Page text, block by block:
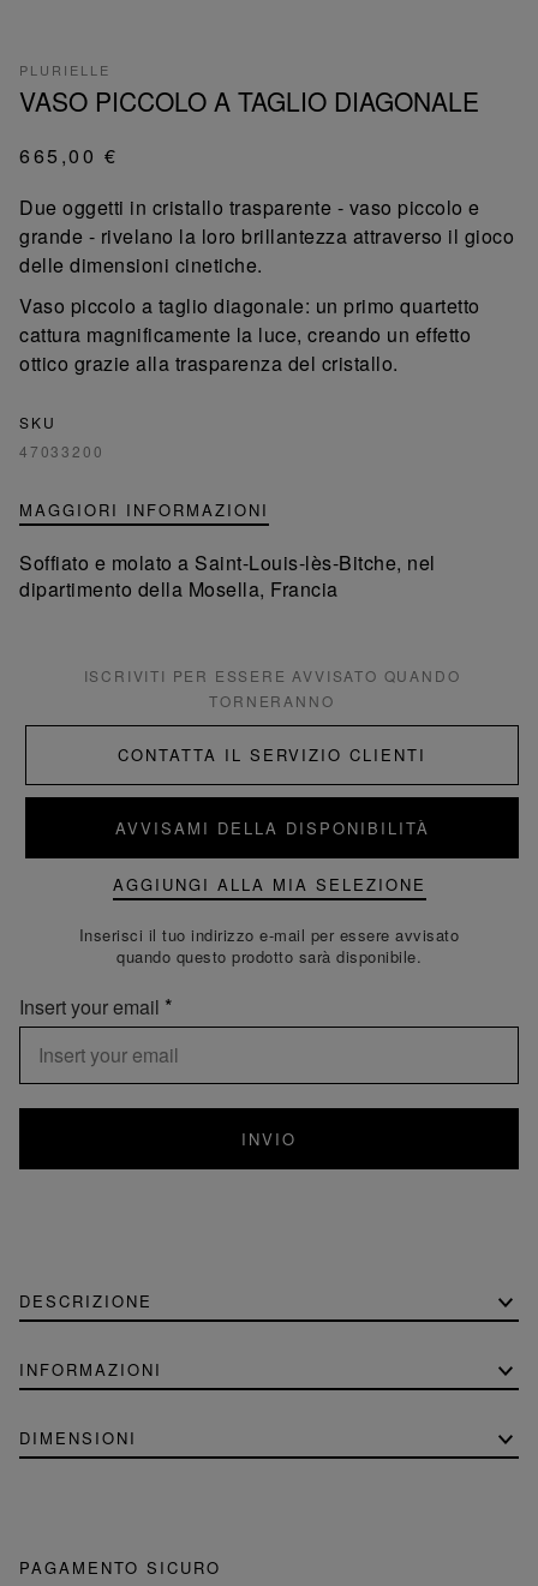
PLURIELLE
VASO PICCOLO A TAGLIO DIAGONALE
665,00 €
Due oggetti in cristallo trasparente - vaso piccolo e
grande - rivelano la loro brillantezza attraverso il gioco
delle dimensioni cinetiche.
Vaso piccolo a taglio diagonale: un primo quartetto
cattura magnificamente la luce, creando un effetto
ottico grazie alla trasparenza del cristallo.
SKU
47033200
MAGGIORI INFORMAZIONI
Soffiato e molato a Saint-Louis-lès-Bitche, nel
dipartimento della Mosella, Francia
ISCRIVITI PER ESSERE AVVISATO QUANDO
TORNERANNO
CONTATTA IL SERVIZIO CLIENTI
AVVISAMI DELLA DISPONIBILITÀ
AGGIUNGI ALLA MIA SELEZIONE
Inserisci il tuo indirizzo e-mail per essere avvisato
quando questo prodotto sarà disponibile.
Insert your email
INVIO
DESCRIZIONE
INFORMAZIONI
DIMENSIONI
PAGAMENTO SICURO